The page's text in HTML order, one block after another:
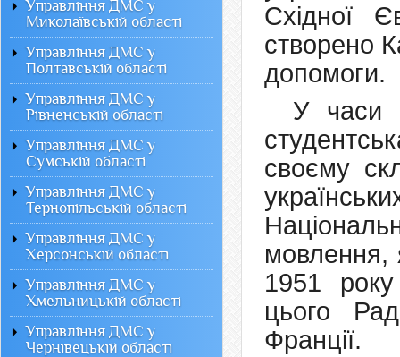
Східної
створено
допомоги.
У часи
своєму
мовлення,
1951
цього
Франції.
Управління ДМС у
Миколаївській області
Управління ДМС у
Полтавській області
Управління ДМС у
Рівненській області
Управління ДМС у
Сумській області
Управління ДМС у
Тернопільській області
Управління ДМС у
Херсонській області
Управління ДМС у
Хмельницькій області
Управління ДМС у
Чернівецькій області